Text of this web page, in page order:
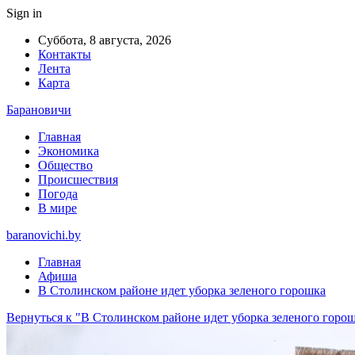
Sign in
Суббота, 8 августа, 2026
Контакты
Лента
Карта
Барановичи
Главная
Экономика
Общество
Происшествия
Погода
В мире
baranovichi.by
Главная
Афиша
В Столинском районе идет уборка зеленого горошка
Вернуться к "В Столинском районе идет уборка зеленого